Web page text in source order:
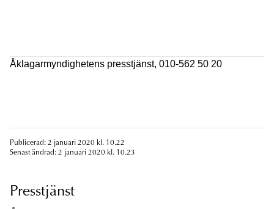
Åklagarmyndighetens presstjänst, 010-562 50 20
Publicerad: 2 januari 2020 kl. 10.22
Senast ändrad: 2 januari 2020 kl. 10.23
Presstjänst